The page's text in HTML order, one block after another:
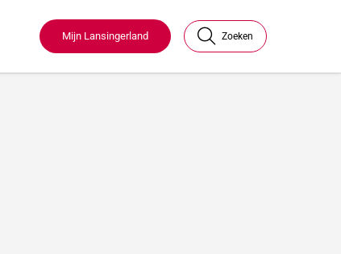
Mijn Lansingerland Zoeken